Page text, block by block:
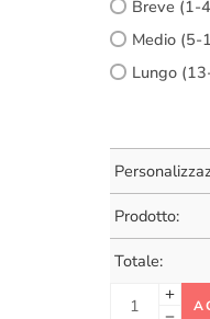
Breve (1-
Medio (5-
Lungo
Prodotto:
Totale: